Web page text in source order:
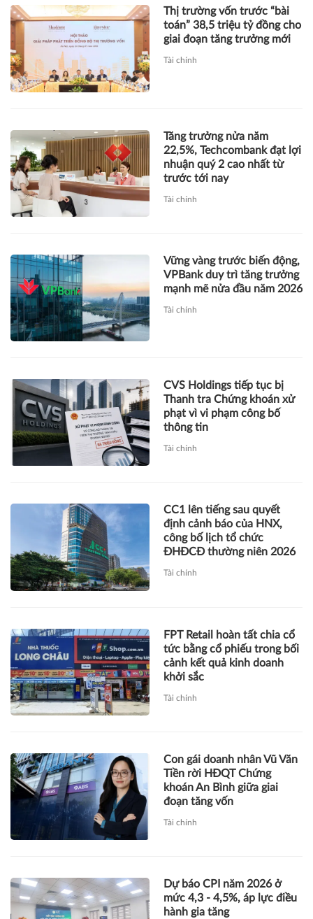
Thị trường vốn trước “bài
toán” 38,5 triệu tỷ đồng cho
giai đoạn tăng trưởng mới
Tài chính
Tăng trưởng nửa năm
22,5%, Techcombank đạt lợi
nhuận quý 2 cao nhất từ
trước tới nay
Tài chính
Vững vàng trước biến động,
VPBank duy trì tăng trưởng
mạnh mẽ nửa đầu năm 2026
Tài chính
CVS Holdings tiếp tục bị
Thanh tra Chứng khoán xử
phạt vì vi phạm công bố
thông tin
Tài chính
CC1 lên tiếng sau quyết
định cảnh báo của HNX,
công bố lịch tổ chức
ĐHĐCĐ thường niên 2026
Tài chính
FPT Retail hoàn tất chia cổ
tức bằng cổ phiếu trong bối
cảnh kết quả kinh doanh
khởi sắc
Tài chính
Con gái doanh nhân Vũ Văn
Tiền rời HĐQT Chứng
khoán An Bình giữa giai
đoạn tăng vốn
Tài chính
Dự báo CPI năm 2026 ở
mức 4,3 - 4,5%, áp lực điều
hành gia tăng